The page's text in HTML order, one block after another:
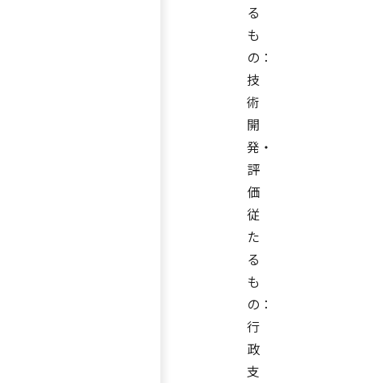
る
も
の：
技
術
開
発・
評
価
従
た
る
も
の：
行
政
支